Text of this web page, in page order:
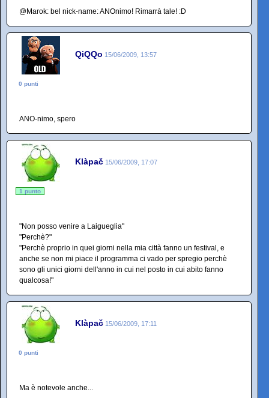
@Marok: bel nick-name: ANOnimo! Rimarrà tale! :D
QiQQo 15/06/2009, 13:57
0 punti
ANO-nimo, spero
Klàpač 15/06/2009, 17:07
1 punto
"Non posso venire a Laigueglia"
"Perchè?"
"Perchè proprio in quei giorni nella mia città fanno un festival, e
anche se non mi piace il programma ci vado per spregio perchè
sono gli unici giorni dell'anno in cui nel posto in cui abito fanno
qualcosa!"
Klàpač 15/06/2009, 17:11
0 punti
Ma è notevole anche...